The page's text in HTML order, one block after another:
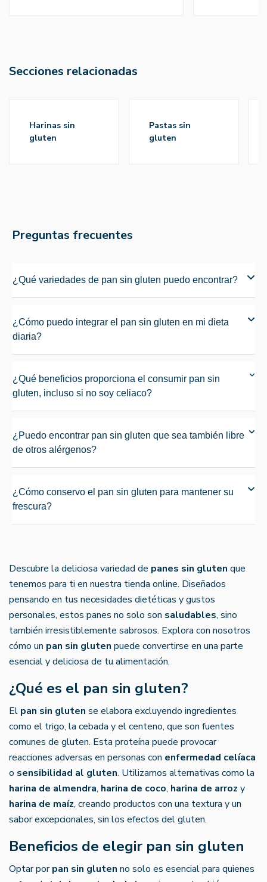
Secciones relacionadas
harinas sin
gluten
pastas sin
gluten
Preguntas frecuentes
¿Qué variedades de pan sin gluten puedo encontrar?
¿Cómo puedo integrar el pan sin gluten en mi dieta
diaria?
¿Qué beneficios proporciona el consumir pan sin
gluten, incluso si no soy celiaco?
¿Puedo encontrar pan sin gluten que sea también libre
de otros alérgenos?
¿Cómo conservo el pan sin gluten para mantener su
frescura?
Descubre la deliciosa variedad de panes sin gluten que
tenemos para ti en nuestra tienda online. Diseñados
pensando en tus necesidades dietéticas y gustos
personales, estos panes no solo son saludables, sino
también irresistiblemente sabrosos. Explora con nosotros
cómo un pan sin gluten puede convertirse en una parte
esencial y deliciosa de tu alimentación.
¿Qué es el pan sin gluten?
El pan sin gluten se elabora excluyendo ingredientes
como el trigo, la cebada y el centeno, que son fuentes
comunes de gluten. Esta proteína puede provocar
reacciones adversas en personas con enfermedad celíaca
o sensibilidad al gluten. Utilizamos alternativas como la
harina de almendra, harina de coco, harina de arroz y
harina de maíz, creando productos con una textura y un
sabor excepcionales, sin los efectos del gluten.
Beneficios de elegir pan sin gluten
Optar porpan sin gluten no solo es esencial para quienes